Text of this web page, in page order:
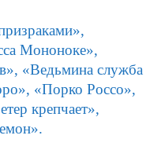
Мононоке»,
«Ведьмина служба
«Порко Россо»,
крепчает»,